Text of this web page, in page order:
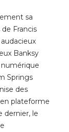
sa
Francis
Banksy
Springs
des
plateforme
dernier, le